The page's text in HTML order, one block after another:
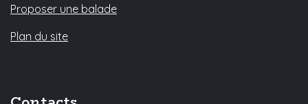
Proposer une balade
Plan du site